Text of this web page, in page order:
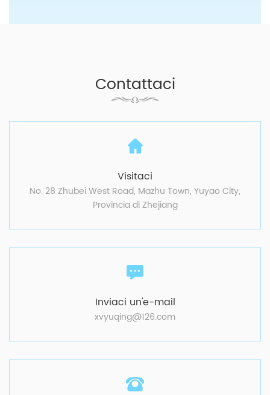
Contattaci
Visitaci
No. 28 Zhubei West Road, Mazhu Town, Yuyao City,
Provincia di Zhejiang
Inviaci un'e-mail
xvyuqing@126.com